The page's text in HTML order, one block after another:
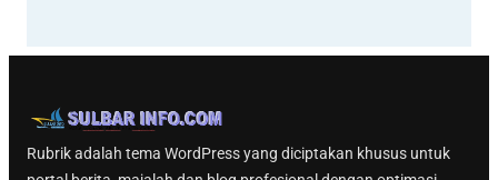
Rubrik adalah tema WordPress yang diciptakan khusus untuk